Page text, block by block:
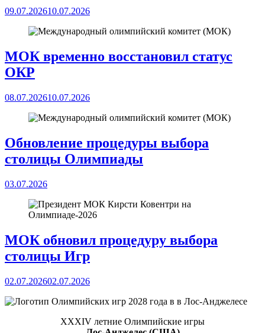
09.07.202610.07.2026
МОК временно восстановил статус
ОКР
08.07.202610.07.2026
Обновление процедуры выбора
столицы Олимпиады
03.07.2026
МОК обновил процедуру выбора
столицы Игр
02.07.202602.07.2026
XXXIV летние Олимпийские игры